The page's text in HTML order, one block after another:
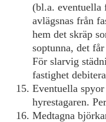
(bl.a. eventuella
avlägsnas från
hem det skräp
soptunna, det
För slarvig
fastighet
Eventuella
hyrestagaren.
Medtagna